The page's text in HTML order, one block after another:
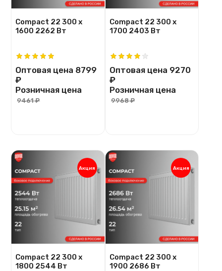
Compact 22 300 х
1600 2262 Вт
Оптовая цена 8799
₽
Розничная цена
9461 ₽
Compact 22 300 х
1700 2403 Вт
Оптовая цена 9270
₽
Розничная цена
9968 ₽
Акция
Compact 22 300 х
1800 2544 Вт
Акция
Compact 22 300 х
1900 2686 Вт